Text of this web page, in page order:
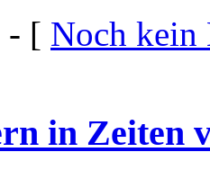
- [ Noch kein
in Zeiten